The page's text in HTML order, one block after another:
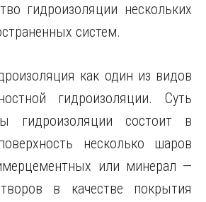
гидроизоляции нескольких
систем.
как один из видов
гидроизоляции. Суть
гидроизоляции состоит в
несколько шаров
или минерал —
в качестве покрытия